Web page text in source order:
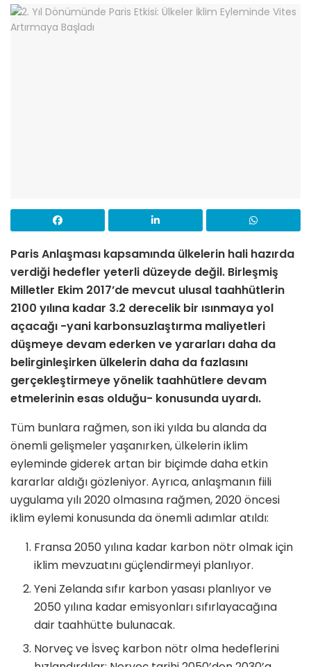
Paris Anlaşması kapsamında ülkelerin hali hazırda
verdiği hedefler yeterli düzeyde değil. Birleşmiş
Milletler Ekim 2017’de mevcut ulusal taahhütlerin
2100 yılına kadar 3.2 derecelik bir ısınmaya yol
açacağı -yani karbonsuzlaştırma maliyetleri
düşmeye devam ederken ve yararları daha da
belirginleşirken ülkelerin daha da fazlasını
gerçekleştirmeye yönelik taahhütlere devam
etmelerinin esas olduğu- konusunda uyardı.
Tüm bunlara rağmen, son iki yılda bu alanda da
önemli gelişmeler yaşanırken, ülkelerin iklim
eyleminde giderek artan bir biçimde daha etkin
kararlar aldığı gözleniyor. Ayrıca, anlaşmanın fiili
uygulama yılı 2020 olmasına rağmen, 2020 öncesi
iklim eylemi konusunda da önemli adımlar atıldı:
Fransa 2050 yılına kadar karbon nötr olmak için
iklim mevzuatını güçlendirmeyi planlıyor.
Yeni Zelanda sıfır karbon yasası planlıyor ve
2050 yılına kadar emisyonları sıfırlayacağına
dair taahhütte bulunacak.
Norveç ve İsveç karbon nötr olma hedeflerini